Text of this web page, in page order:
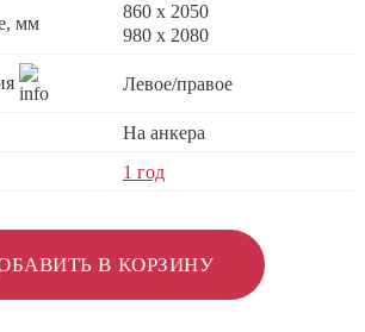
мм
860 х 2050
980 x 2080
Левое/правое
На анкера
1 год
В КОРЗИНУ